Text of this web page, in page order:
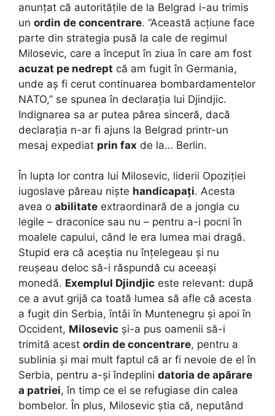
anunțat că autoritățile de la Belgrad i-au trimis
un ordin de concentrare. “Această acțiune face
parte din strategia pusă la cale de regimul
Milosevic, care a început în ziua în care am fost
acuzat pe nedrept că am fugit în Germania,
unde aș fi cerut continuarea bombardamentelor
NATO,” se spunea în declarația lui Djindjic.
Indignarea sa ar putea părea sinceră, dacă
declarația n-ar fi ajuns la Belgrad printr-un
mesaj expediat prin fax de la… Berlin.
În lupta lor contra lui Milosevic, liderii Opoziției
iugoslave păreau niște handicapați. Acesta
avea o abilitate extraordinară de a jongla cu
legile – draconice sau nu – pentru a-i pocni în
moalele capului, când le era lumea mai dragă.
Stupid era că aceștia nu înțelegeau și nu
reușeau deloc să-i răspundă cu aceeași
monedă. Exemplul Djindjic este relevant: după
ce a avut grijă ca toată lumea să afle că acesta
a fugit din Serbia, întâi în Muntenegru și apoi în
Occident, Milosevic și-a pus oamenii să-i
trimită acest ordin de concentrare, pentru a
sublinia și mai mult faptul că ar fi nevoie de el în
Serbia, pentru a-și îndeplini datoria de apărare
a patriei, în timp ce el se refugiase din calea
bombelor. În plus, Milosevic știa că, neputând